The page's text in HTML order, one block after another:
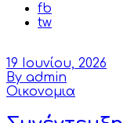
fb
tw
19 Ιουνίου, 2026
By admin
Οικονομια